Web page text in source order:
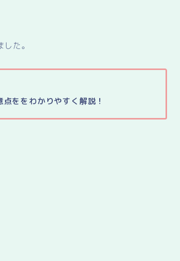
た。
ををわかりやすく解説！